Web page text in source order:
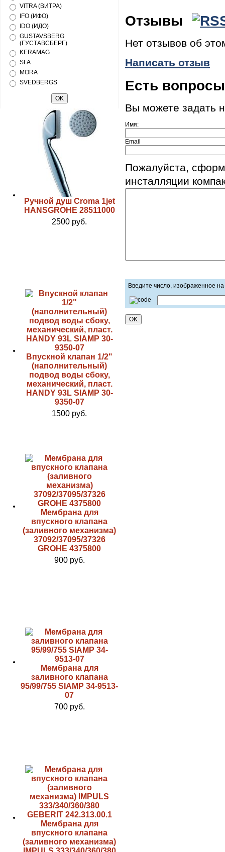
VITRA (ВИТРА)
IFO (ИФО)
IDO (ИДО)
GUSTAVSBERG
(ГУСТАВСБЕРГ)
KERAMAG
SFA
MORA
SVEDBERGS
Ручной душ Croma 1jet
HANSGROHE 28511000
2500 руб.
Впускной клапан 1/2"
(наполнительный)
подвод воды сбоку,
механический, пласт.
HANDY 93L SIAMP 30-
9350-07
1500 руб.
Мембрана для
впускного клапана
(заливного механизма)
37092/37095/37326
GROHE 4375800
900 руб.
Мембрана для
заливного клапана
95/99/755 SIAMP 34-9513-
07
700 руб.
Мембрана для
впускного клапана
(заливного механизма)
Отзывы
Нет отзывов об
Написать отзыв
Есть
Вы можете задать
Имя:
Email
Пожалуйста,
инсталляции
Введите число, изображенное на